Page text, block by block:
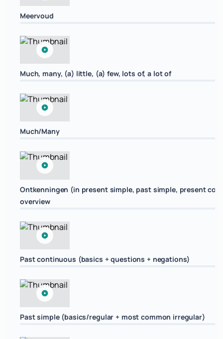
Meervoud
Much, many, (a) little, (a) few, lots of, a lot of
Much/Many
Ontkenningen (in present simple, past simple, present
overview
Past continuous (basics + questions + negations)
Past simple (basics/regular + most common irregular)